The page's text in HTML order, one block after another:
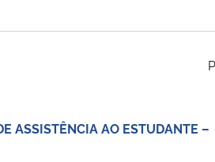
ASSISTÊNCIA AO ESTUDANTE –